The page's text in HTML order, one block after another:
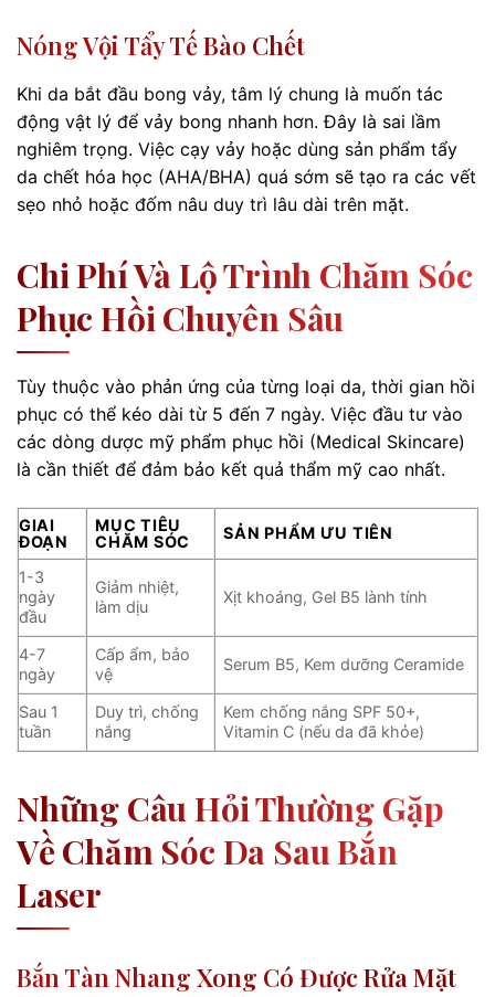
Nóng Vội Tẩy Tế Bào Chết
Khi da bắt đầu bong vảy, tâm lý chung là muốn tác
động vật lý để vảy bong nhanh hơn. Đây là sai lầm
nghiêm trọng. Việc cạy vảy hoặc dùng sản phẩm tẩy
da chết hóa học (AHA/BHA) quá sớm sẽ tạo ra các vết
sẹo nhỏ hoặc đốm nâu duy trì lâu dài trên mặt.
Chi Phí Và Lộ Trình Chăm Sóc
Phục Hồi Chuyên Sâu
Tùy thuộc vào phản ứng của từng loại da, thời gian hồi
phục có thể kéo dài từ 5 đến 7 ngày. Việc đầu tư vào
các dòng dược mỹ phẩm phục hồi (Medical Skincare)
là cần thiết để đảm bảo kết quả thẩm mỹ cao nhất.
GIAI
ĐOẠN
MỤC TIÊU
CHĂM SÓC
SẢN PHẨM ƯU TIÊN
1-3
ngày
đầu
Giảm nhiệt,
làm dịu
Xịt khoáng, Gel B5 lành tính
4-7
ngày
Cấp ẩm, bảo
vệ
Serum B5, Kem dưỡng Ceramide
Sau 1
tuần
Duy trì, chống
nắng
Kem chống nắng SPF 50+,
Vitamin C (nếu da đã khỏe)
Những Câu Hỏi Thường Gặp
Về Chăm Sóc Da Sau Bắn
Laser
Bắn Tàn Nhang Xong Có Được Rửa Mặt